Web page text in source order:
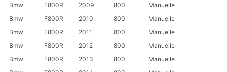
Bmw
F800R 2009 800
Manuelle
Bmw
F800R 2010 800
Manuelle
Bmw
F800R 2011 800
Manuelle
Bmw
F800R 2012 800
Manuelle
Bmw
F800R 2013 800
Manuelle